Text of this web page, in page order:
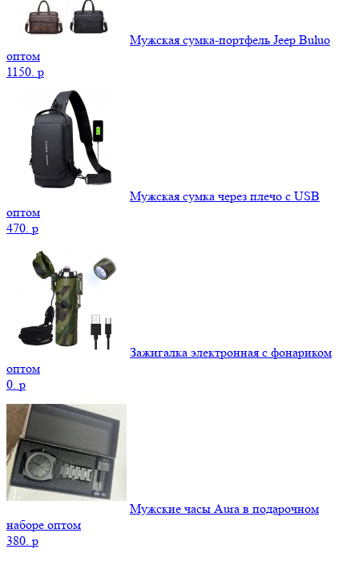
Мужская сумка-портфель Jeep Buluo
оптом
1150. p
Мужская сумка через плечо с USB
оптом
470. p
Зажигалка электронная с фонариком
оптом
0. p
Мужские часы Aura в подарочном
наборе оптом
380. p